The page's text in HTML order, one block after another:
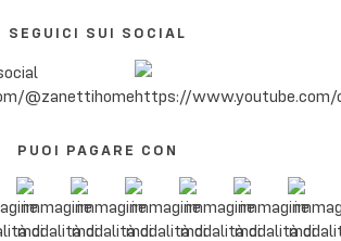
SEGUICI SUI SOCIAL
PUOI PAGARE CON